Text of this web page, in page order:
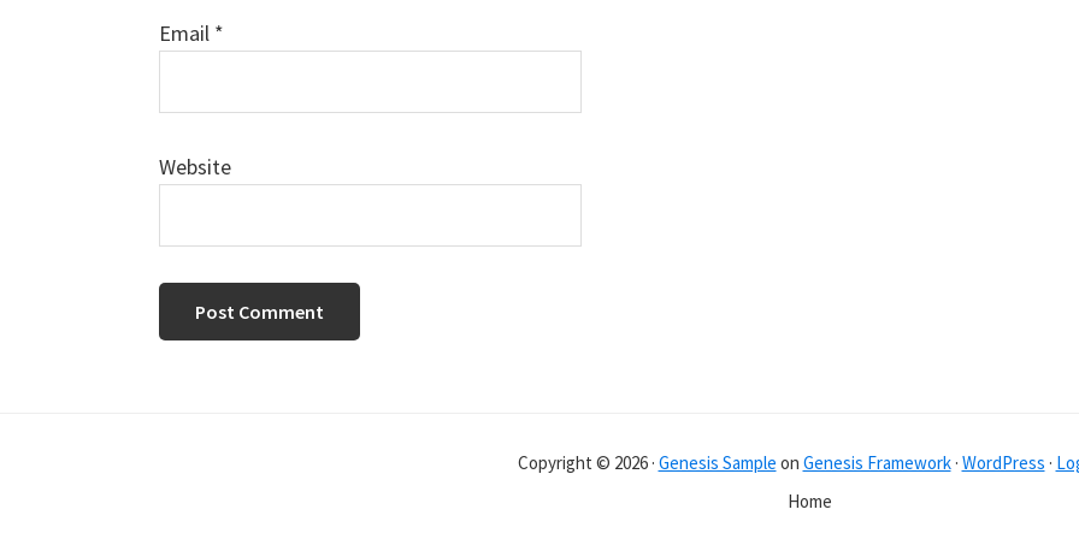
Email *
Website
Copyright © 2026 · Genesis Sample on Genesis Framework· WordPress ·
Home